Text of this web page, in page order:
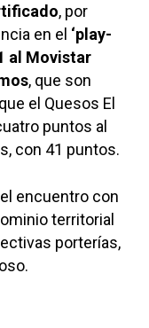
, por
en el ‘play-
al Movistar
, que son
el Quesos El
puntos al
con 41 puntos.
encuentro con
territorial
porterías,